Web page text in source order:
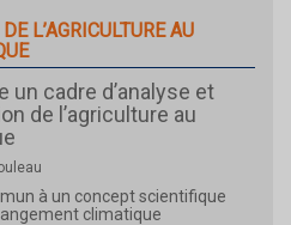
L’AGRICULTURE AU
un cadre d’analyse et
de l’agriculture au
à un concept scientifique
climatique